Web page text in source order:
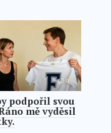
0
podpořil svou
mě vyděsil